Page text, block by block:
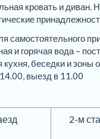
кровать и диван.
самостоятельного
и горячая вода –
кухня, беседки и зоны
выезд в 11.00
2-м